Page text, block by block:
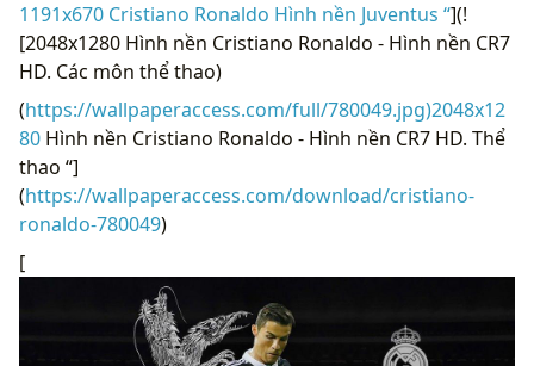
1191x670 Cristiano Ronaldo Hình nền Juventus “](!
[2048x1280 Hình nền Cristiano Ronaldo - Hình nền CR7
HD. Các môn thể thao)
(https://wallpaperaccess.com/full/780049.jpg)2048x12
80 Hình nền Cristiano Ronaldo - Hình nền CR7 HD. Thể
thao “]
(https://wallpaperaccess.com/download/cristiano-
ronaldo-780049)
[